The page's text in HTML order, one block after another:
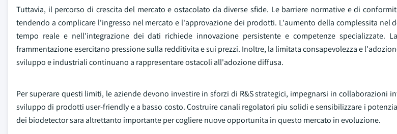
Tuttavia, il percorso di crescita del mercato e ostacolato da diverse sfide. Le barriere normative e di
tendendo a complicare l'ingresso nel mercato e l'approvazione dei prodotti. L'aumento della complessita nel
tempo reale e nell'integrazione dei dati richiede innovazione persistente e competenze specializzate.
frammentazione esercitano pressione sulla redditivita e sui prezzi. Inoltre, la limitata consapevolezza e
sviluppo e industriali continuano a rappresentare ostacoli all'adozione diffusa.
Per superare questi limiti, le aziende devono investire in sforzi di R&S strategici, impegnarsi in collaborazioni
sviluppo di prodotti user-friendly e a basso costo. Costruire canali regolatori piu solidi e sensibilizzare i
dei biodetector sara altrettanto importante per cogliere nuove opportunita in questo mercato in evoluzione.